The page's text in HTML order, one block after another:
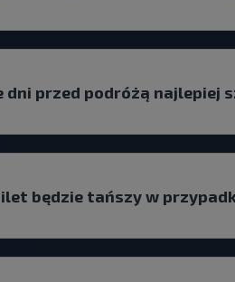
dni przed podróżą najlepiej
będzie tańszy w